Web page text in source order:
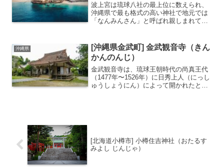
波上宮は琉球八社の最上位に数えられ、
沖縄県で最も格式の高い神社で地元では
「なんみんさん」と呼ばれ親しまれてい
そのため、現在もパワースポットととし
て多くの人が訪れます。琉...
沖縄県
[沖縄県金武町] 金武観音寺（きん
かんのんじ）
金武観音寺は、琉球王朝時代の尚真王代
（1477年〜1526年）に日秀上人（にっし
ゅうしょうにん）によって開かれたと伝
[北海道小樽市] 小樽住吉神社（おたるす
みよし じんじゃ）